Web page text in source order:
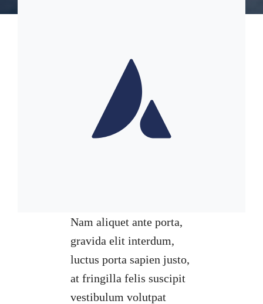
Nam aliquet ante porta,
gravida elit interdum,
luctus porta sapien justo,
at fringilla felis suscipit
vestibulum volutpat